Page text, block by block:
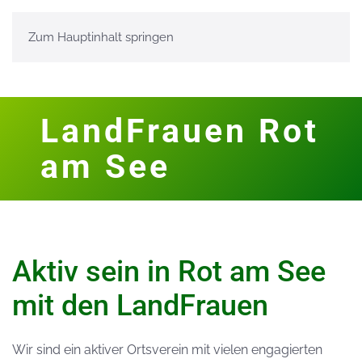
Zum Hauptinhalt springen
LandFrauen Rot
am See
Aktiv sein in Rot am See
mit den LandFrauen
Wir sind ein aktiver Ortsverein mit vielen engagierten